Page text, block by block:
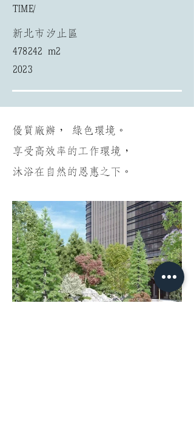
​TIME/
新北市汐止區
478242 m2
2023
優質廠辦， 綠色環境。
享受高效率的工作環境，
沐浴在自然的恩惠之下。